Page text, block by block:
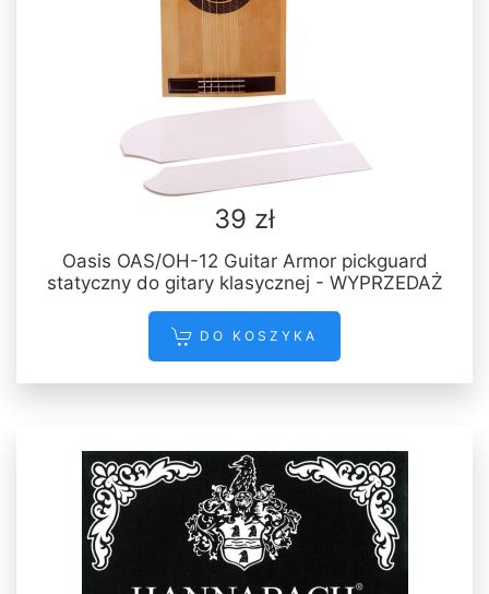
39 zł
Oasis OAS/OH-12 Guitar Armor pickguard
statyczny do gitary klasycznej - WYPRZEDAŻ
DO KOSZYKA